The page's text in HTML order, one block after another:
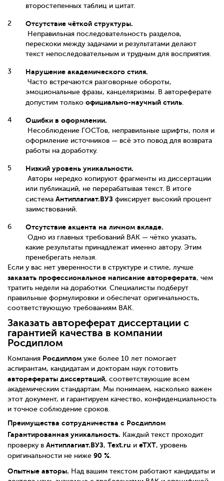
второстепенных таблиц и цитат.
Отсутствие чёткой структуры.
Неправильная последовательность разделов,
перескоки между задачами и результатами делают
текст непоследовательным и трудным для восприятия.
Нарушение академического стиля.
Часто встречаются разговорные обороты,
эмоциональные фразы, канцеляризмы. В автореферате
допустим только официально-научный стиль
Ошибки в оформлении.
Несоблюдение ГОСТов, неправильные шрифты, поля и
оформление источников — всё это повод для возврата
работы на доработку.
Низкий уровень уникальности.
Авторы нередко копируют фрагменты из диссертации
или публикаций, не перерабатывая текст. В итоге
система Антиплагиат.ВУЗ фиксирует высокий процент
заимствований.
Отсутствие акцента на личном вкладе.
Одно из главных требований ВАК — чётко указать,
какие результаты принадлежат именно автору. Этим
пренебрегать нельзя.
Если у вас нет уверенности в структуре и стиле, лучше
заказать профессиональное написание автореферата, чем
тратить недели на доработки. Специалисты подберут
правильные формулировки и обеспечат оригинальность,
соответствующую требованиям ВАК.
Заказать автореферат диссертации с
гарантией качества в компании
Росдиплом
Компания Росдиплом уже более 10 лет помогает
аспирантам, кандидатам и докторам наук готовить
авторефераты диссертаций, соответствующие всем
академическим стандартам. Мы понимаем, насколько важен
этот документ, и гарантируем качество, конфиденциальность
и точное соблюдение сроков.
Преимущества сотрудничества с Росдиплом
Гарантированная уникальность. Каждый текст проходит
проверку в Антиплагиат.ВУЗ, Text.ru и eTXT, уровень
оригинальности не ниже 90 %
Опытные авторы. Над вашим текстом работают кандидаты и